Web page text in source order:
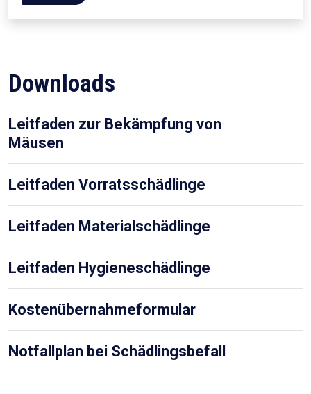
Downloads
Leitfaden zur Bekämpfung von
Mäusen
Leitfaden Vorratsschädlinge
Leitfaden Materialschädlinge
Leitfaden Hygieneschädlinge
Kostenübernahmeformular
Notfallplan bei Schädlingsbefall